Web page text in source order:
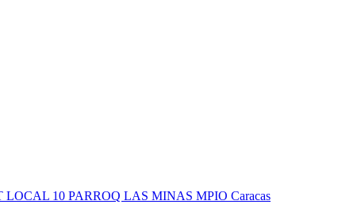
10 PARROQ LAS MINAS MPIO Caracas